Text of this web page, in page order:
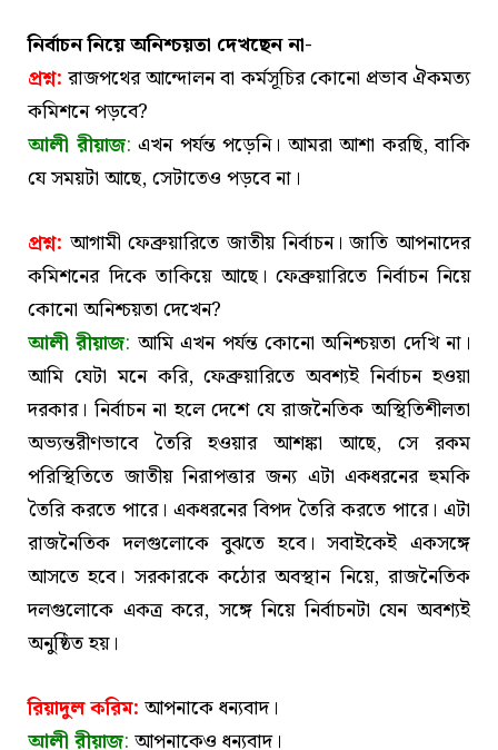
নির্বাচন নিয়ে অনিশ্চয়তা দেখছেন না-
প্রশ্ন:রাজপথের আন্দোলন বা কর্মসূচির কোনো প্রভাব ঐকমত্য
কমিশনে পড়বে?
আলী রীয়াজ: এখন পর্যন্ত পড়েনি। আমরা আশা করছি, বাকি
যে সময়টা আছে, সেটাতেও পড়বে না।
প্রশ্ন: আগামী ফেব্রুয়ারিতে জাতীয় নির্বাচন। জাতি আপনাদের
কমিশনের দিকে তাকিয়ে আছে। ফেব্রুয়ারিতে নির্বাচন নিয়ে
কোনো অনিশ্চয়তা দেখেন?
আলী রীয়াজ: আমি এখন পর্যন্ত কোনো অনিশ্চয়তা দেখি না।
আমি যেটা মনে করি, ফেব্রুয়ারিতে অবশ্যই নির্বাচন হওয়া
দরকার। নির্বাচন না হলে দেশে যে রাজনৈতিক অস্থিতিশীলতা
অভ্যন্তরীণভাবে তৈরি হওয়ার আশঙ্কা আছে, সে রকম
পরিস্থিতিতে জাতীয় নিরাপত্তার জন্য এটা একধরনের হুমকি
তৈরি করতে পারে। একধরনের বিপদ তৈরি করতে পারে। এটা
রাজনৈতিক দলগুলোকে বুঝতে হবে। সবাইকেই একসঙ্গে
আসতে হবে। সরকারকে কঠোর অবস্থান নিয়ে, রাজনৈতিক
দলগুলোকে একত্র করে, সঙ্গে নিয়ে নির্বাচনটা যেন অবশ্যই
অনুষ্ঠিত হয়।
রিয়াদুল করিম: আপনাকে ধন্যবাদ।
আলী রীয়াজ: আপনাকেও ধন্যবাদ।